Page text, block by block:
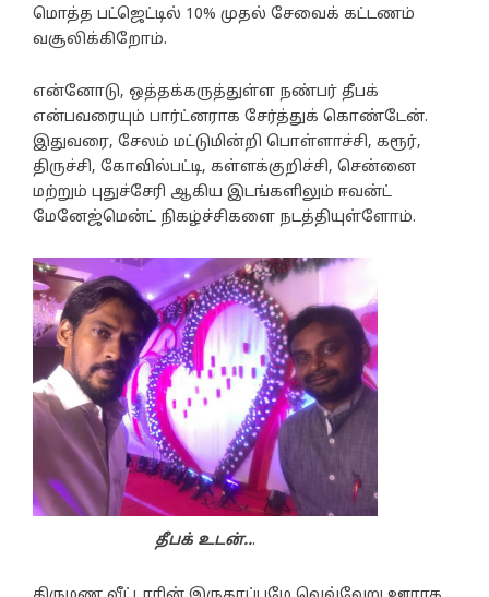
மொத்த பட்ஜெட்டில் 10% முதல் சேவைக் கட்டணம்
வசூலிக்கிறோம்.
என்னோடு, ஒத்தக்கருத்துள்ள நண்பர் தீபக்
என்பவரையும் பார்ட்னராக சேர்த்துக் கொண்டேன்.
இதுவரை, சேலம் மட்டுமின்றி பொள்ளாச்சி, கரூர்,
திருச்சி, கோவில்பட்டி, கள்ளக்குறிச்சி, சென்னை
மற்றும் புதுச்சேரி ஆகிய இடங்களிலும் ஈவன்ட்
மேனேஜ்மென்ட் நிகழ்ச்சிகளை நடத்தியுள்ளோம்.
தீபக் உடன்...